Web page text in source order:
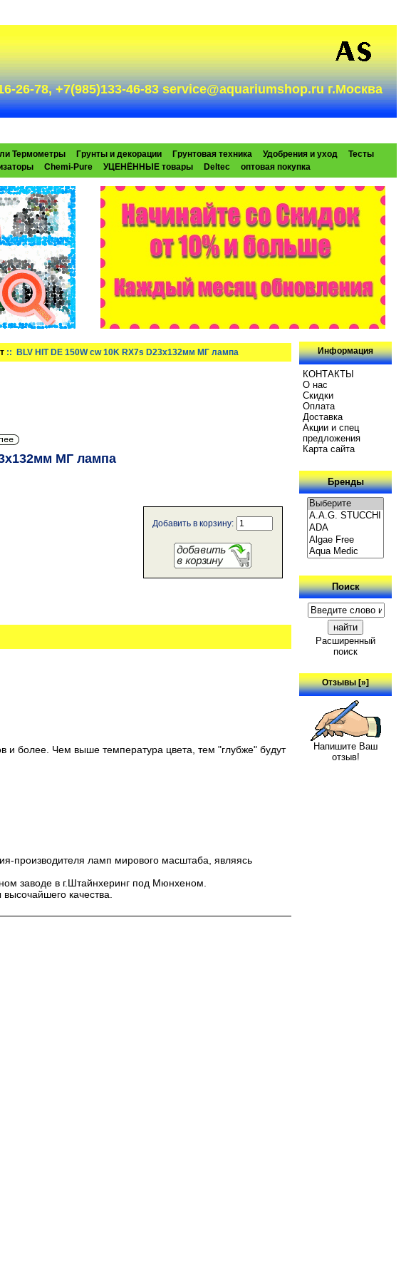
26-78, +7(985)133-46-83 service@aquariumshop.ru г.Москва
Термометры Грунты и декорации Грунтовая техника Удобрения и уход
Тесты
Chemi-Pure УЦЕНЁННЫЕ товары Deltec оптовая покупка
:: BLV HIT DE 150W cw 10K RX7s D23x132мм МГ лампа
МГ лампа
Добавить в корзину:
и более. Чем выше температура цвета, тем "глубже" будут
производителя ламп мирового масштаба, являясь
заводе в г.Штайнхеринг под Мюнхеном.
качества.
Информация
КОНТАКТЫ
О нас
Скидки
Oплатa
Доставка
Акции и спец
предложения
Карта сайта
Бренды
Поиск
Расширенный
поиск
Отзывы [»]
Напишите Ваш
отзыв!